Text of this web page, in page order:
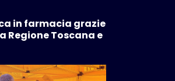
in farmacia grazie
Regione Toscana e